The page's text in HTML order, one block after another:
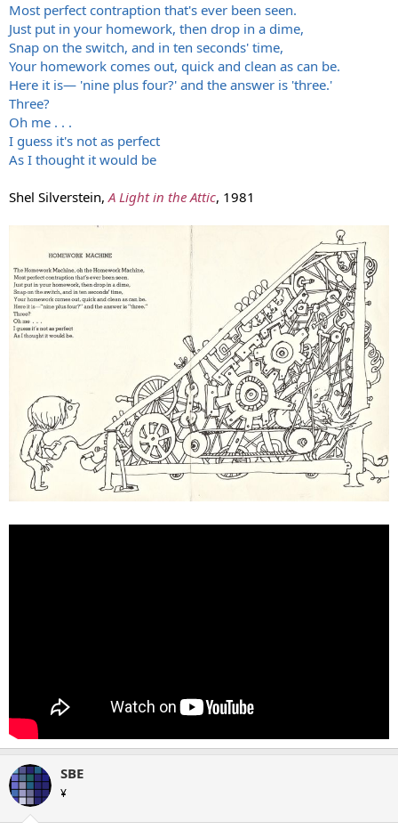
Most perfect contraption that's ever been seen.
Just put in your homework, then drop in a dime,
Snap on the switch, and in ten seconds' time,
Your homework comes out, quick and clean as can be.
Here it is— 'nine plus four?' and the answer is 'three.'
Three?
Oh me . . .
I guess it's not as perfect
As I thought it would be
Shel Silverstein, A Light in the Attic, 1981
SBE
¥